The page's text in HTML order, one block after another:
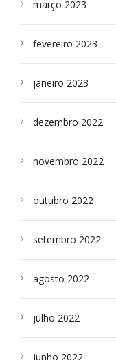
março 2023
fevereiro 2023
janeiro 2023
dezembro 2022
novembro 2022
outubro 2022
setembro 2022
agosto 2022
julho 2022
junho 2022